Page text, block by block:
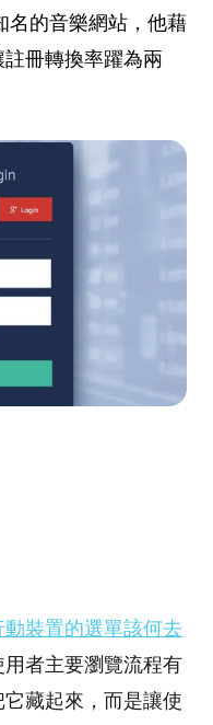
名的音樂網站，他藉
冊轉換率躍為兩
動裝置的選單該何去
用者主要瀏覽流程有
藏起來，而是讓使